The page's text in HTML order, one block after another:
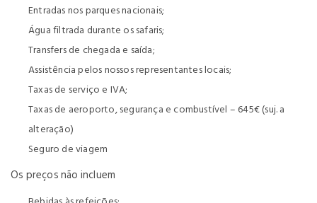
Entradas nos parques nacionais;
Água filtrada durante os safaris;
Transfers de chegada e saída;
Assistência pelos nossos representantes locais;
Taxas de serviço e IVA;
Taxas de aeroporto, segurança e combustível – 645€ (suj. a
alteração)
Seguro de viagem
Os preços não incluem